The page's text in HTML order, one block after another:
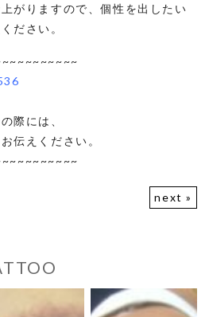
がりますので、個性を出したい
ださい。
際には、
伝えください。
next »